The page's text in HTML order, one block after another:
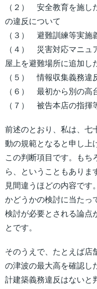
（２） 安全教育を施し
の違反について
（３） 避難訓練等実施
（４） 災害対応マニュ
屋上を避難場所に追加し
（５） 情報収集義務違
（６） 最初から別の高
（７） 被告本店の指揮
前述のとおり、私は、七
動の規範となると申し上
この判断項目です。もち
ら、ということもありま
見間違うほどの内容です
かどうかの検討に当たっ
検討が必要とされる論点
とです。
そのうえで、たとえば店
の津波の最大高を確認し
計建築義務違反はないと